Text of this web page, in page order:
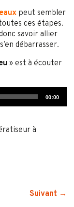
peut sembler
ces étapes.
savoir allier
débarrasser.
» est à écouter
00:00
à
Suivant →